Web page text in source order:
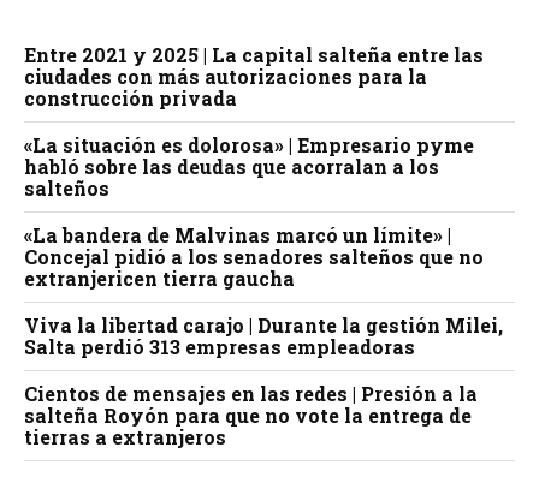
Entre 2021 y 2025 | La capital salteña entre las
ciudades con más autorizaciones para la
construcción privada
«La situación es dolorosa» | Empresario pyme
habló sobre las deudas que acorralan a los
salteños
«La bandera de Malvinas marcó un límite» |
Concejal pidió a los senadores salteños que no
extranjericen tierra gaucha
Viva la libertad carajo | Durante la gestión Milei,
Salta perdió 313 empresas empleadoras
Cientos de mensajes en las redes | Presión a la
salteña Royón para que no vote la entrega de
tierras a extranjeros